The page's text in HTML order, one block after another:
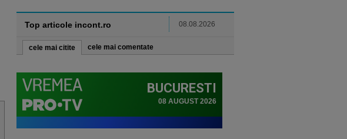
Top articole incont.ro 08.08.2026
cele mai citite cele mai comentate